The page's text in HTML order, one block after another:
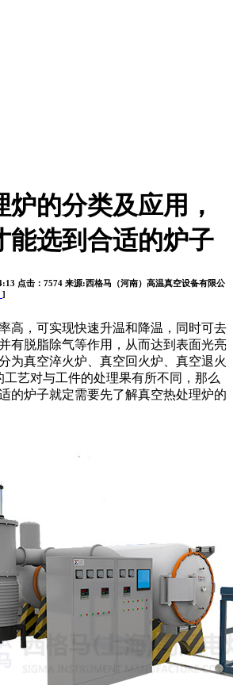
的分类及应用，
能选到合适的炉子
点击：7574 来源:西格马（河南）高温真空设备有限公
]
高，可实现快速升温和降温，同时可去
有脱脂除气等作用，从而达到表面光亮
为真空淬火炉、真空回火炉、真空退火
工艺对与工件的处理果有所不同，那么
的炉子就定需要先了解真空热处理炉的